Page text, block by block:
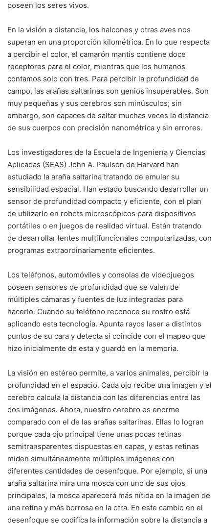
poseen los seres vivos.
En la visión a distancia, los halcones y otras aves nos
superan en una proporción kilométrica. En lo que respecta
a percibir el color, el camarón mantis contiene doce
receptores para el color, mientras que los humanos
contamos solo con tres. Para percibir la profundidad de
campo, las arañas saltarinas son genios insuperables. Son
muy pequeñas y sus cerebros son minúsculos; sin
embargo, son capaces de saltar muchas veces la distancia
de sus cuerpos con precisión nanométrica y sin errores.
Los investigadores de la Escuela de Ingeniería y Ciencias
Aplicadas (SEAS) John A. Paulson de Harvard han
estudiado la araña saltarina tratando de emular su
sensibilidad espacial. Han estado buscando desarrollar un
sensor de profundidad compacto y eficiente, con el plan
de utilizarlo en robots microscópicos para dispositivos
portátiles o en juegos de realidad virtual. Están tratando
de desarrollar lentes multifuncionales computarizadas, con
programas extraordinariamente eficientes.
Los teléfonos, automóviles y consolas de videojuegos
poseen sensores de profundidad que se valen de
múltiples cámaras y fuentes de luz integradas para
hacerlo. Cuando su teléfono reconoce su rostro está
aplicando esta tecnología. Apunta rayos laser a distintos
puntos de su cara y detecta si coincide con el mapeo que
hizo inicialmente de esta y guardó en la memoria.
La visión en estéreo permite, a varios animales, percibir la
profundidad en el espacio. Cada ojo recibe una imagen y el
cerebro calcula la distancia con las diferencias entre las
dos imágenes. Ahora, nuestro cerebro es enorme
comparado con el de las arañas saltarinas. Ellas lo logran
porque cada ojo principal tiene unas pocas retinas
semitransparentes dispuestas en capas, y estas retinas
miden simultáneamente múltiples imágenes con
diferentes cantidades de desenfoque. Por ejemplo, si una
araña saltarina mira una mosca con uno de sus ojos
principales, la mosca aparecerá más nítida en la imagen de
una retina y más borrosa en la otra. En este cambio en el
desenfoque se codifica la información sobre la distancia a